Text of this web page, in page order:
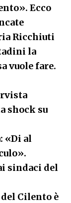
Ecco
Ricchiuti
la
vuole fare.
shock su
«Di al
sindaci del
Cilento è